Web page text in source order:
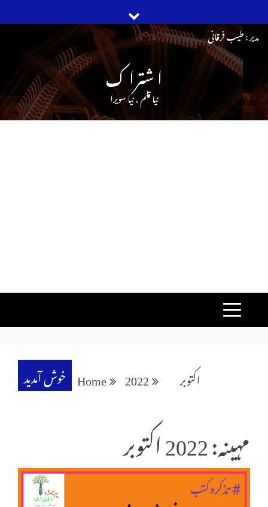
content
مدیر : طیب فرقانی
ا شترا ک
نیا قلم ، نیا سویرا
خوش آمدید Home 2022 اکتوبر
مہینہ: 2022 اکتوبر